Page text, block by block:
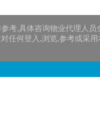
考,具体咨询物业代理人员
任何登入,浏览,参考或采